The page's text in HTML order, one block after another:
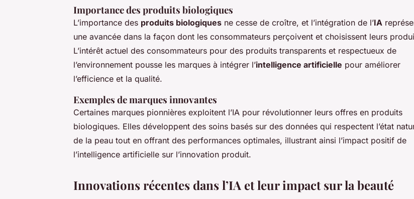
Importance des produits biologiques
L’importance des produits biologiques ne cesse de croître, et l’intégration de l’IA
une avancée dans la façon dont les consommateurs perçoivent et choisissent leurs
L’intérêt actuel des consommateurs pour des produits transparents et respectueux de
l’environnement pousse les marques à intégrer l’intelligence artificielle pour améliorer
l’efficience et la qualité.
Exemples de marques innovantes
Certaines marques pionnières exploitent l’IA pour révolutionner leurs offres en produits
biologiques. Elles développent des soins basés sur des données qui respectent l’état
de la peau tout en offrant des performances optimales, illustrant ainsi l’impact positif de
l’intelligence artificielle sur l’innovation produit.
Innovations récentes dans l’IA et leur impact sur la beauté